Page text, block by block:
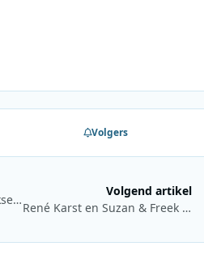
Volgers
Jurre Geluk brengt dagelijkse tv-updates rondom 3FM Serious Request samen met Julien Kooij
Volgend artikel
René Karst en Suzan & Freek in de race voor hoogste nieuwe binnenkomer Top 2000